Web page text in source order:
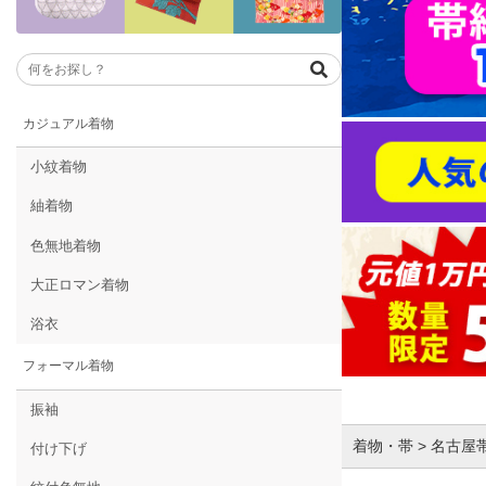
カジュアル着物
小紋着物
紬着物
色無地着物
大正ロマン着物
浴衣
フォーマル着物
振袖
付け下げ 着物・帯 > 名古屋